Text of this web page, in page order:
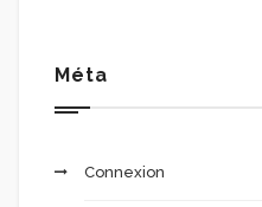
Méta
Connexion